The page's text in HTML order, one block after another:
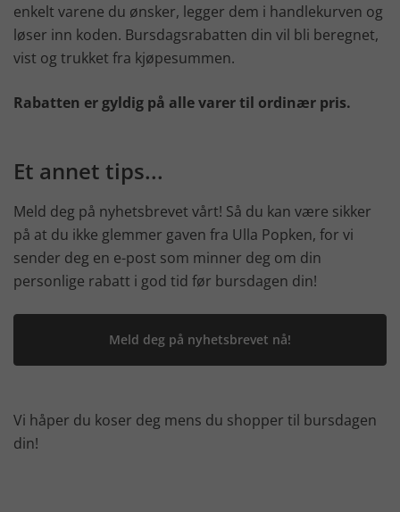
enkelt varene du ønsker, legger dem i handlekurven og
løser inn koden. Bursdagsrabatten din vil bli beregnet,
vist og trukket fra kjøpesummen.
Rabatten er gyldig på alle varer til ordinær pris.
Et annet tips...
Meld deg på nyhetsbrevet vårt! Så du kan være sikker
på at du ikke glemmer gaven fra Ulla Popken, for vi
sender deg en e-post som minner deg om din
personlige rabatt i god tid før bursdagen din!
Meld deg på nyhetsbrevet nå!
Vi håper du koser deg mens du shopper til bursdagen
din!